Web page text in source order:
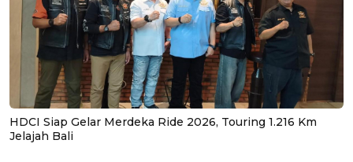
HDCI Siap Gelar Merdeka Ride 2026, Touring 1.216 Km
Jelajah Bali